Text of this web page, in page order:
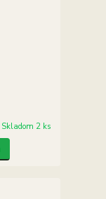
Skladom 2 ks